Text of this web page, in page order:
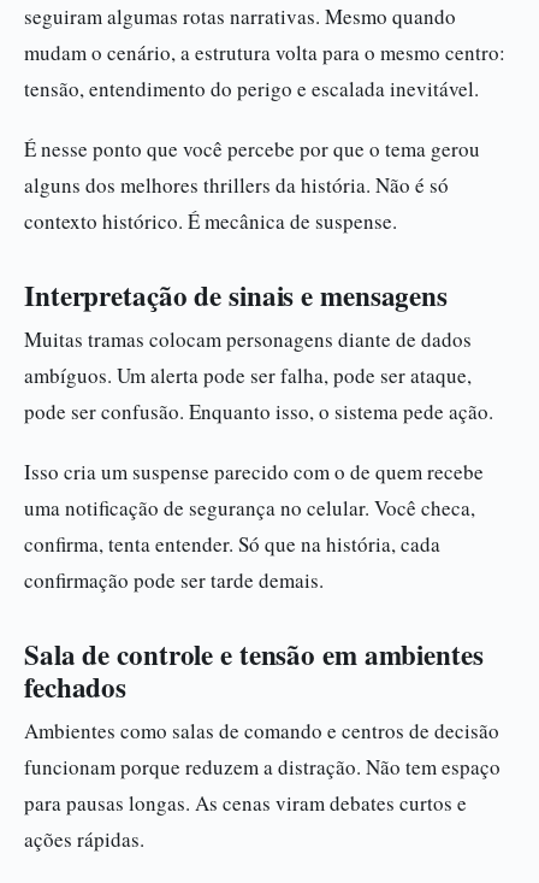
seguiram algumas rotas narrativas. Mesmo quando
mudam o cenário, a estrutura volta para o mesmo centro:
tensão, entendimento do perigo e escalada inevitável.
É nesse ponto que você percebe por que o tema gerou
alguns dos melhores thrillers da história. Não é só
contexto histórico. É mecânica de suspense.
Interpretação de sinais e mensagens
Muitas tramas colocam personagens diante de dados
ambíguos. Um alerta pode ser falha, pode ser ataque,
pode ser confusão. Enquanto isso, o sistema pede ação.
Isso cria um suspense parecido com o de quem recebe
uma notificação de segurança no celular. Você checa,
confirma, tenta entender. Só que na história, cada
confirmação pode ser tarde demais.
Sala de controle e tensão em ambientes
fechados
Ambientes como salas de comando e centros de decisão
funcionam porque reduzem a distração. Não tem espaço
para pausas longas. As cenas viram debates curtos e
ações rápidas.